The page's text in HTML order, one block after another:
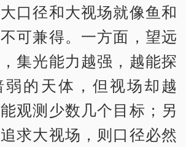
口径和大视场就像鱼和
可兼得。一方面，望远
集光能力越强，越能探
的天体，但视场却越
观测少数几个目标；另
求大视场，则口径必然